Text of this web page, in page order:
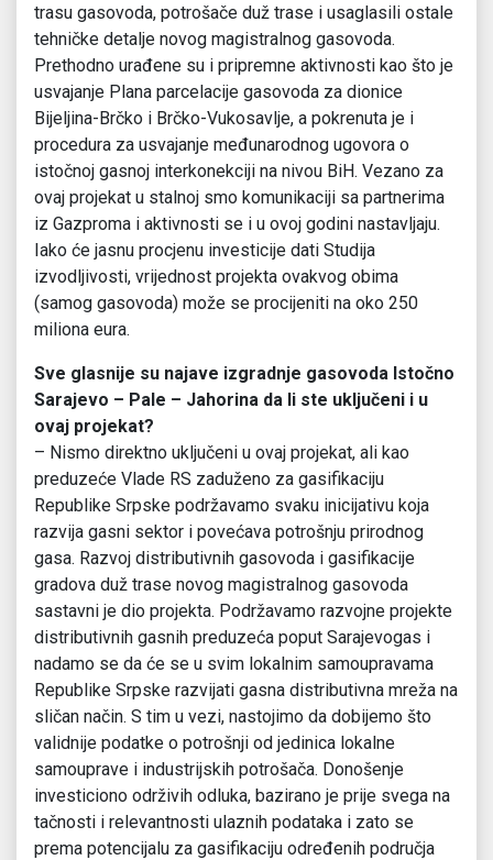
trasu gasovoda, potrošače duž trase i usaglasili ostale
tehničke detalje novog magistralnog gasovoda.
Prethodno urađene su i pripremne aktivnosti kao što je
usvajanje Plana parcelacije gasovoda za dionice
Bijeljina-Brčko i Brčko-Vukosavlje, a pokrenuta je i
procedura za usvajanje međunarodnog ugovora o
istočnoj gasnoj interkonekciji na nivou BiH. Vezano za
ovaj projekat u stalnoj smo komunikaciji sa partnerima
iz Gazproma i aktivnosti se i u ovoj godini nastavljaju.
Iako će jasnu procjenu investicije dati Studija
izvodljivosti, vrijednost projekta ovakvog obima
(samog gasovoda) može se procijeniti na oko 250
miliona eura.
Sve glasnije su najave izgradnje gasovoda Istočno
Sarajevo – Pale – Jahorina da li ste uključeni i u
ovaj projekat?
– Nismo direktno uključeni u ovaj projekat, ali kao
preduzeće Vlade RS zaduženo za gasifikaciju
Republike Srpske podržavamo svaku inicijativu koja
razvija gasni sektor i povećava potrošnju prirodnog
gasa. Razvoj distributivnih gasovoda i gasifikacije
gradova duž trase novog magistralnog gasovoda
sastavni je dio projekta. Podržavamo razvojne projekte
distributivnih gasnih preduzeća poput Sarajevogas i
nadamo se da će se u svim lokalnim samoupravama
Republike Srpske razvijati gasna distributivna mreža na
sličan način. S tim u vezi, nastojimo da dobijemo što
validnije podatke o potrošnji od jedinica lokalne
samouprave i industrijskih potrošača. Donošenje
investiciono održivih odluka, bazirano je prije svega na
tačnosti i relevantnosti ulaznih podataka i zato se
prema potencijalu za gasifikaciju određenih područja